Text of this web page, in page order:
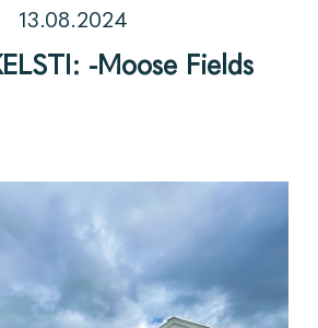
13.08.2024
-Moose Fields